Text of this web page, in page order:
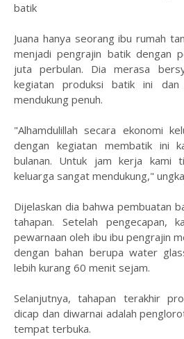
batik
Juana hanya seorang ibu rumah
menjadi pengrajin batik dengan
juta perbulan. Dia merasa
kegiatan produksi batik ini
mendukung penuh.
"Alhamdulillah secara ekonomi
dengan kegiatan membatik ini
bulanan. Untuk jam kerja kami
keluarga sangat mendukung,"
Dijelaskan dia bahwa pembuatan
tahapan. Setelah pengecapan,
pewarnaan oleh ibu ibu pengrajin
dengan bahan berupa water
lebih kurang 60 menit sejam.
Selanjutnya, tahapan terakhir
dicap dan diwarnai adalah
tempat terbuka.